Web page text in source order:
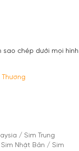
sao chép dưới mọi hình
/ Sim Trung
Sim Nhật Bản / Sim